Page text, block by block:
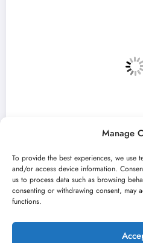
Manage
To provide the best experiences, we use
and/or access device information.
us to process data such as browsing
consenting or withdrawing consent, may
functions.
„Najveći